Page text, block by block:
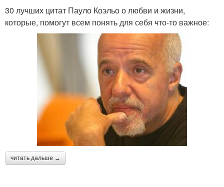
30 лучших цитат Пауло Коэльо о любви и жизни,
которые, помогут всем понять для себя что-то важное:
читать дальше →